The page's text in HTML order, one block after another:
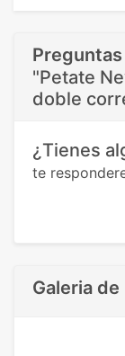
"Petate
doble
¿Tienes
te
Galeria